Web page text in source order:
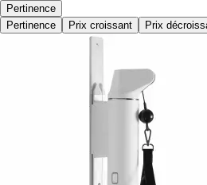
Pertinence
Pertinence
Prix croissant Prix